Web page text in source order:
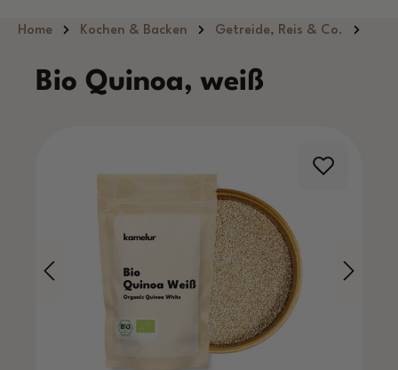
Hauptinhalt springen
Home Kochen & Backen Getreide, Reis & Co.
Bio Quinoa, weiß